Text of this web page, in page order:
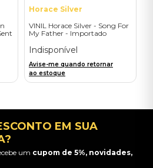
Horace Silver
VINIL Horace Silver - Song For
My Father - Importado
Indisponível
Avise-me quando retornar
ao estoque
EM SUA
um cupom de 5%, novidades,